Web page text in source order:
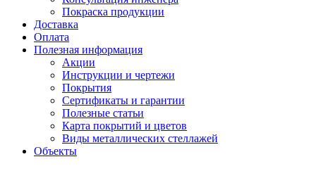
Покраска продукции
Доставка
Оплата
Полезная информация
Акции
Инструкции и чертежи
Покрытия
Сертификаты и гарантии
Полезные статьи
Карта покрытий и цветов
Виды металлических стеллажей
Объекты